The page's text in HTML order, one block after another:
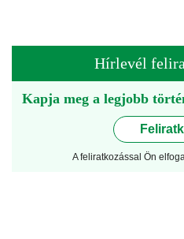
Hírlevél
Kapja meg a legjobb
A feliratkozással Ön